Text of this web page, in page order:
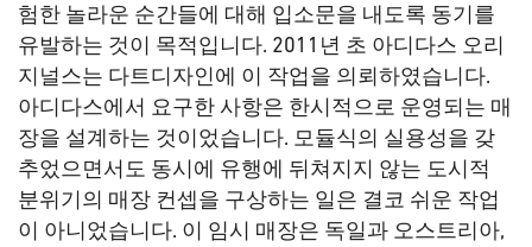
험한 놀라운 순간들에 대해 입소문을 내도록 동기를
유발하는 것이 목적입니다. 2011년 초 아디다스 오리
지널스는 다트디자인에 이 작업을 의뢰하였습니다.
아디다스에서 요구한 사항은 한시적으로 운영되는 매
장을 설계하는 것이었습니다. 모듈식의 실용성을 갖
추었으면서도 동시에 유행에 뒤쳐지지 않는 도시적
분위기의 매장 컨셉을 구상하는 일은 결코 쉬운 작업
이 아니었습니다. 이 임시 매장은 독일과 오스트리아,